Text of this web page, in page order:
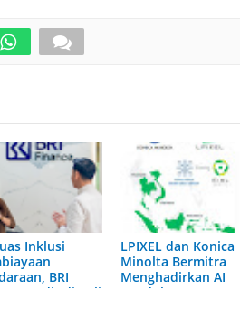
Inklusi
BRI
Hadir di Bali
LPIXEL dan Konica
Minolta Bermitra
Menghadirkan AI
Pendukung